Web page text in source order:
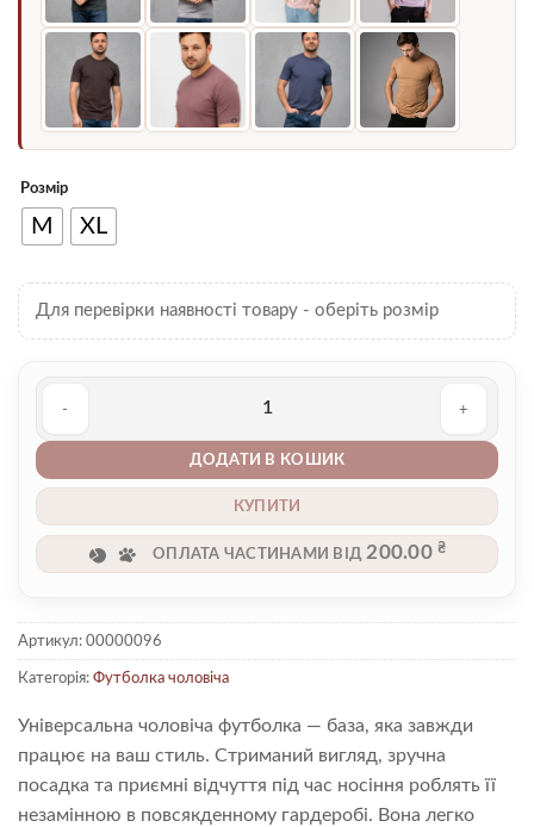
Розмір
M XL
Для перевірки наявності товару - оберіть розмір
ДОДАТИ В КОШИК
КУПИТИ
ОПЛАТА ЧАСТИНАМИ ВІД 200.00₴
Артикул: 00000096
Категорія: Футболка чоловіча
Універсальна чоловіча футболка — база, яка завжди
працює на ваш стиль. Стриманий вигляд, зручна
посадка та приємні відчуття під час носіння роблять її
незамінною в повсякденному гардеробі. Вона легко